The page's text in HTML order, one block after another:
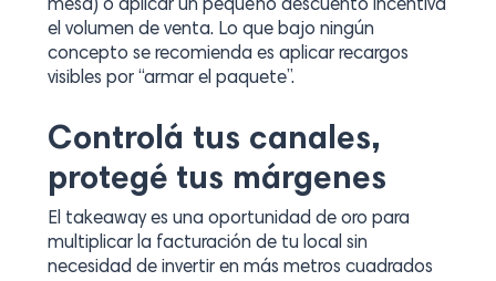
mesa) o aplicar un pequeño descuento incentiva
el volumen de venta. Lo que bajo ningún
concepto se recomienda es aplicar recargos
visibles por “armar el paquete”.
Controlá tus canales,
protegé tus márgenes
El takeawayes una oportunidad de oro para
multiplicar la facturación de tu local sin
necesidad de invertir en más metros cuadrados